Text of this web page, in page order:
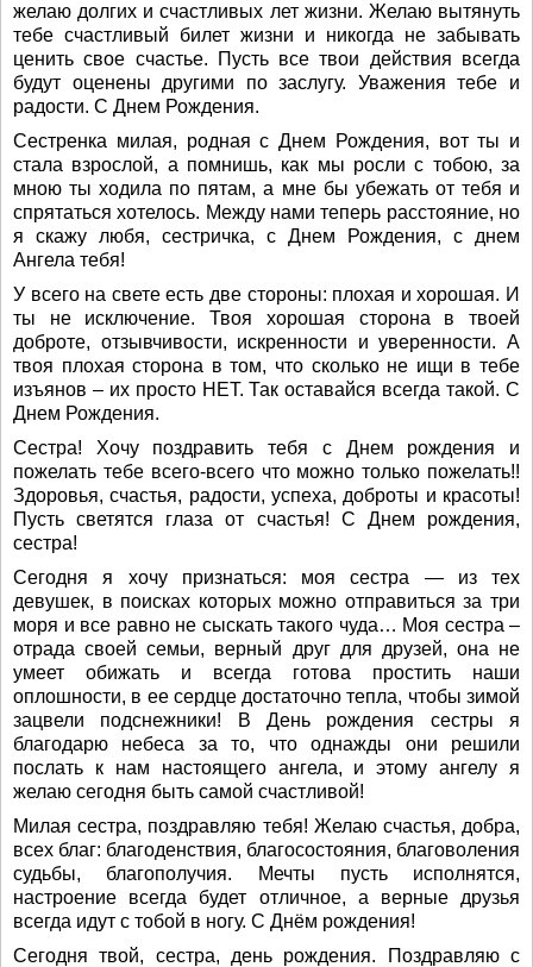
желаю долгих и счастливых лет жизни. Желаю вытянуть
тебе счастливый билет жизни и никогда не забывать
ценить свое счастье. Пусть все твои действия всегда
будут оценены другими по заслугу. Уважения тебе и
радости. С Днем Рождения.
Сестренка милая, родная с Днем Рождения, вот ты и
стала взрослой, а помнишь, как мы росли с тобою, за
мною ты ходила по пятам, а мне бы убежать от тебя и
спрятаться хотелось. Между нами теперь расстояние, но
я скажу любя, сестричка, с Днем Рождения, с днем
Ангела тебя!
У всего на свете есть две стороны: плохая и хорошая. И
ты не исключение. Твоя хорошая сторона в твоей
доброте, отзывчивости, искренности и уверенности. А
твоя плохая сторона в том, что сколько не ищи в тебе
изъянов – их просто НЕТ. Так оставайся всегда такой. С
Днем Рождения.
Сестра! Хочу поздравить тебя с Днем рождения и
пожелать тебе всего-всего что можно только пожелать!!
Здоровья, счастья, радости, успеха, доброты и красоты!
Пусть светятся глаза от счастья! С Днем рождения,
сестра!
Сегодня я хочу признаться: моя сестра — из тех
девушек, в поисках которых можно отправиться за три
моря и все равно не сыскать такого чуда… Моя сестра –
отрада своей семьи, верный друг для друзей, она не
умеет обижать и всегда готова простить наши
оплошности, в ее сердце достаточно тепла, чтобы зимой
зацвели подснежники! В День рождения сестры я
благодарю небеса за то, что однажды они решили
послать к нам настоящего ангела, и этому ангелу я
желаю сегодня быть самой счастливой!
Милая сестра, поздравляю тебя! Желаю счастья, добра,
всех благ: благоденствия, благосостояния, благоволения
судьбы, благополучия. Мечты пусть исполнятся,
настроение всегда будет отличное, а верные друзья
всегда идут с тобой в ногу. С Днём рождения!
Сегодня твой, сестра, день рождения. Поздравляю с